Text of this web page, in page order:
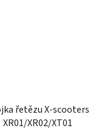
řetězu X-scooters
XR01/XR02/XT01